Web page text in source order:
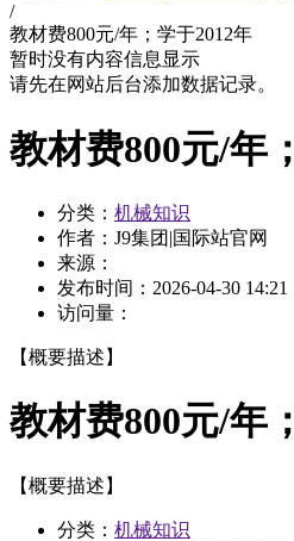
/
教材费800元/年；学于2012年
暂时没有内容信息显示
请先在网站后台添加数据记录。
教材费800元/年
分类： 机械知识
作者：J9集团|国际站官网
来源：
发布时间： 2026-04-30 14:21
访问量：
【概要描述】
教材费800元/年
【概要描述】
分类： 机械知识